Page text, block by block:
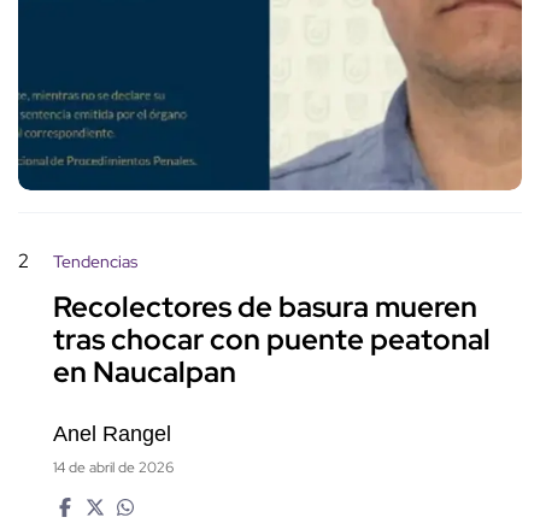
2 Tendencias
Recolectores de basura mueren
tras chocar con puente peatonal
en Naucalpan
Anel Rangel
14 de abril de 2026